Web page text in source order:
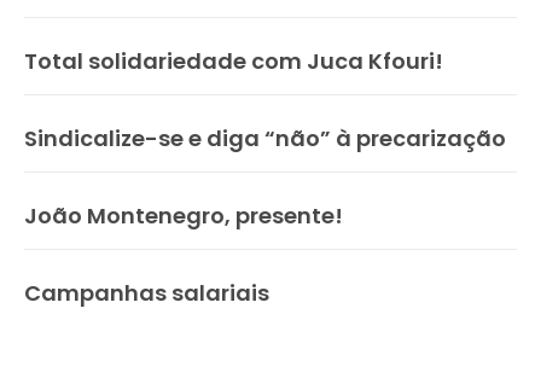
Total solidariedade com Juca Kfouri!
Sindicalize-se e diga “não” à precarização
João Montenegro, presente!
Campanhas salariais